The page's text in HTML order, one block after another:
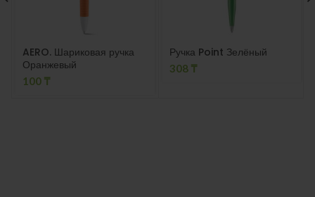
AERO. Шариковая ручка
Оранжевый
100 ₸
Ручка Point Зелёный
308 ₸